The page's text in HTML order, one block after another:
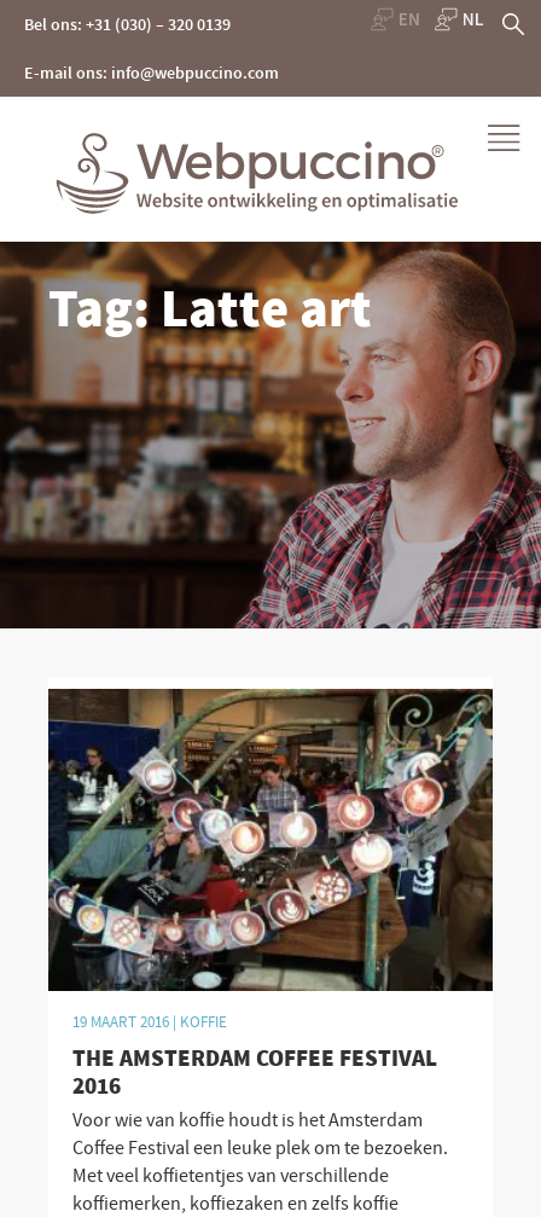
content
Bel ons: +31 (030) – 320 0139
E-mail ons: info@webpuccino.com
Webpuccino® website ontwikkeling en optimalisatie
Je website beheren alsof je koffie drinkt
Tag: Latte art
19 MAART 2016 | KOFFIE
THE AMSTERDAM COFFEE FESTIVAL
2016
Voor wie van koffie houdt is het Amsterdam
Coffee Festival een leuke plek om te bezoeken.
Met veel koffietentjes van verschillende
koffiemerken, koffiezaken en zelfs koffie